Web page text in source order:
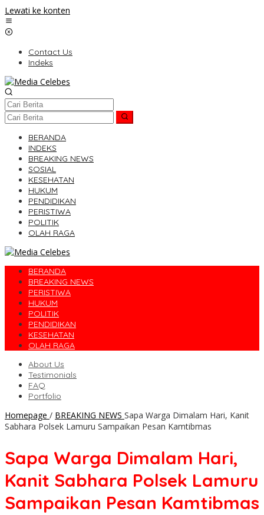
Lewati ke konten
Contact Us
Indeks
BERANDA
INDEKS
BREAKING NEWS
SOSIAL
KESEHATAN
HUKUM
PENDIDIKAN
PERISTIWA
POLITIK
OLAH RAGA
BERANDA
BREAKING NEWS
PERISTIWA
HUKUM
POLITIK
PENDIDIKAN
KESEHATAN
OLAH RAGA
About Us
Testimonials
FAQ
Portfolio
Homepage / BREAKING NEWS Sapa Warga Dimalam Hari, Kanit
Sabhara Polsek Lamuru Sampaikan Pesan Kamtibmas
Sapa Warga Dimalam Hari,
Kanit Sabhara Polsek Lamuru
Sampaikan Pesan Kamtibmas